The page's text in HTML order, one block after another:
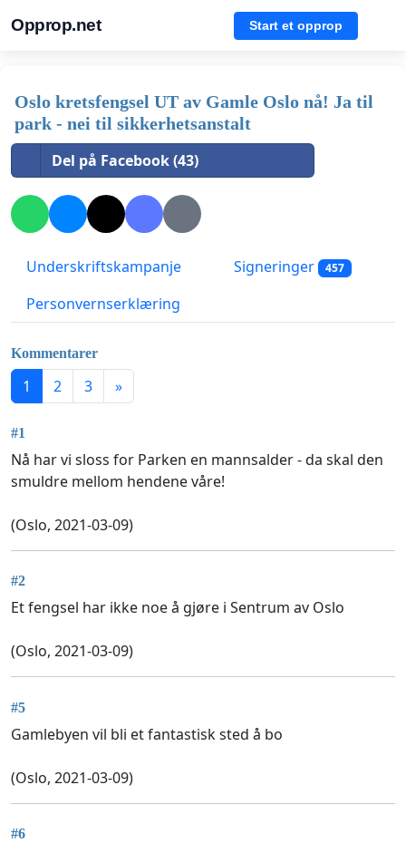
Opprop.net Start et opprop
Oslo kretsfengsel UT av Gamle Oslo nå! Ja til
park - nei til sikkerhetsanstalt
Del på Facebook (43)
Underskriftskampanje Signeringer 457
Personvernserklæring
Kommentarer
1 2 3 »
#1
Nå har vi sloss for Parken en mannsalder - da skal den
smuldre mellom hendene våre!
(Oslo, 2021-03-09)
#2
Et fengsel har ikke noe å gjøre i Sentrum av Oslo
(Oslo, 2021-03-09)
#5
Gamlebyen vil bli et fantastisk sted å bo
(Oslo, 2021-03-09)
#6